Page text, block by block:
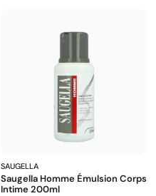
SAUGELLA
Saugella Homme Émulsion Corps
Intime 200ml